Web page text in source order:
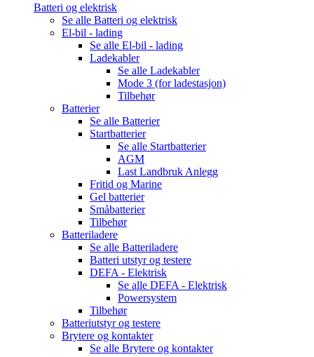
Batteri og elektrisk
Se alle Batteri og elektrisk
El-bil - lading
Se alle El-bil - lading
Ladekabler
Se alle Ladekabler
Mode 3 (for ladestasjon)
Tilbehør
Batterier
Se alle Batterier
Startbatterier
Se alle Startbatterier
AGM
Last Landbruk Anlegg
Fritid og Marine
Gel batterier
Småbatterier
Tilbehør
Batteriladere
Se alle Batteriladere
Batteri utstyr og testere
DEFA - Elektrisk
Se alle DEFA - Elektrisk
Powersystem
Tilbehør
Batteriutstyr og testere
Brytere og kontakter
Se alle Brytere og kontakter